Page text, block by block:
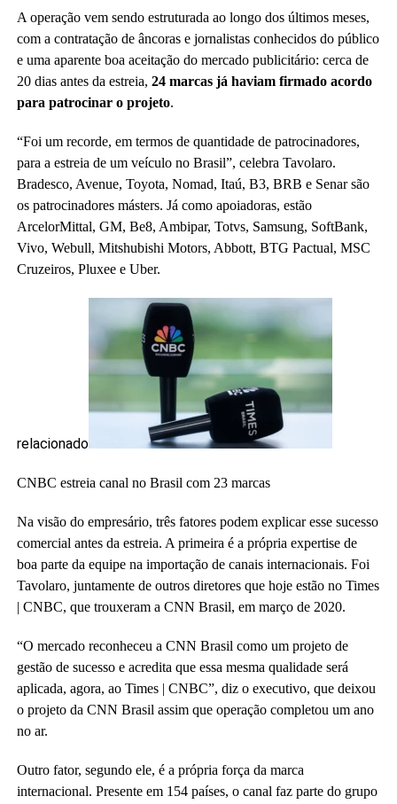
A operação vem sendo estruturada ao longo dos últimos meses,
com a contratação de âncoras e jornalistas conhecidos do público
e uma aparente boa aceitação do mercado publicitário: cerca de
20 dias antes da estreia, 24 marcas já haviam firmado acordo
para patrocinar o projeto.
“Foi um recorde, em termos de quantidade de patrocinadores,
para a estreia de um veículo no Brasil”, celebra Tavolaro.
Bradesco, Avenue, Toyota, Nomad, Itaú, B3, BRB e Senar são
os patrocinadores másters. Já como apoiadoras, estão
ArcelorMittal, GM, Be8, Ambipar, Totvs, Samsung, SoftBank,
Vivo, Webull, Mitshubishi Motors, Abbott, BTG Pactual, MSC
Cruzeiros, Pluxee e Uber.
relacionado
CNBC estreia canal no Brasil com 23 marcas
Na visão do empresário, três fatores podem explicar esse sucesso
comercial antes da estreia. A primeira é a própria expertise de
boa parte da equipe na importação de canais internacionais. Foi
Tavolaro, juntamente de outros diretores que hoje estão no Times
| CNBC, que trouxeram a CNN Brasil, em março de 2020.
“O mercado reconheceu a CNN Brasil como um projeto de
gestão de sucesso e acredita que essa mesma qualidade será
aplicada, agora, ao Times | CNBC”, diz o executivo, que deixou
o projeto da CNN Brasil assim que operação completou um ano
no ar.
Outro fator, segundo ele, é a própria força da marca
internacional. Presente em 154 países, o canal faz parte do grupo